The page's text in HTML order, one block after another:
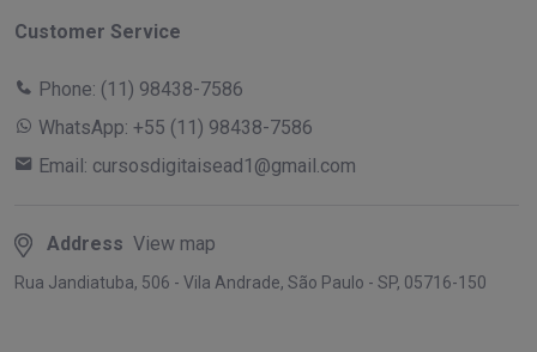
Customer Service
Phone: (11) 98438-7586
WhatsApp: +55 (11) 98438-7586
Email: cursosdigitaisead1@gmail.com
Address View map
Rua Jandiatuba, 506 - Vila Andrade, São Paulo - SP, 05716-150